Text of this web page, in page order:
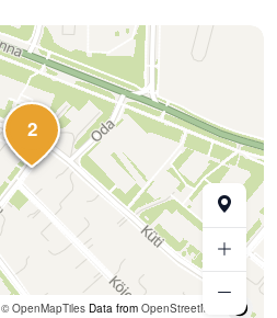
2
© OpenMapTiles Data from OpenStreetMap